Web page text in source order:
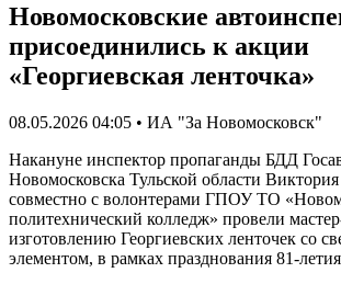
Новомосковские
присоединились к акции
«Георгиевская ленточка»
08.05.2026 04:05 • ИА "За Новомосковск"
Накануне инспектор пропаганды БДД
Новомосковска Тульской области
совместно с волонтерами ГПОУ ТО
политехнический колледж» провели
изготовлению Георгиевских ленточек со
элементом, в рамках празднования 81-